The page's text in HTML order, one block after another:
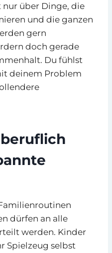
über Dinge, die
und die ganzen
gern
doch gerade
Du fühlst
deinem Problem
dürfen an alle
werden. Kinder
Spielzeug selbst